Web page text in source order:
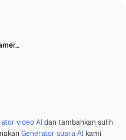
video AIdan tambahkan sulih
Generator suara AIkami